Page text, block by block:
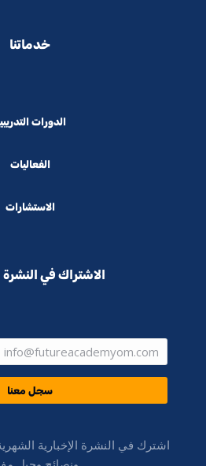
خدماتنا
الدورات
الفعاليات
الاستشارات
الاشتراك في النشرة
سجل معنا
اشترك في النشرة الإخبارية